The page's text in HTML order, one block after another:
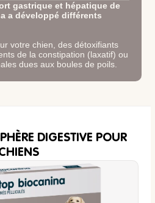
gastrique et hépatique de
a développé différents
votre chien, des détoxifiants
de la constipation (laxatif) ou
dues aux boules de poils.
DIGESTIVE POUR